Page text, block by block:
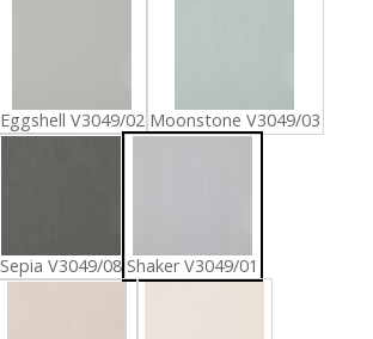
Eggshell V3049/02 Moonstone V3049/03
Sepia V3049/08 Shaker V3049/01